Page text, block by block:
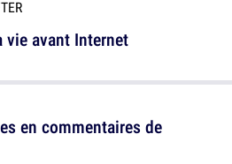
avant Internet
en commentaires de